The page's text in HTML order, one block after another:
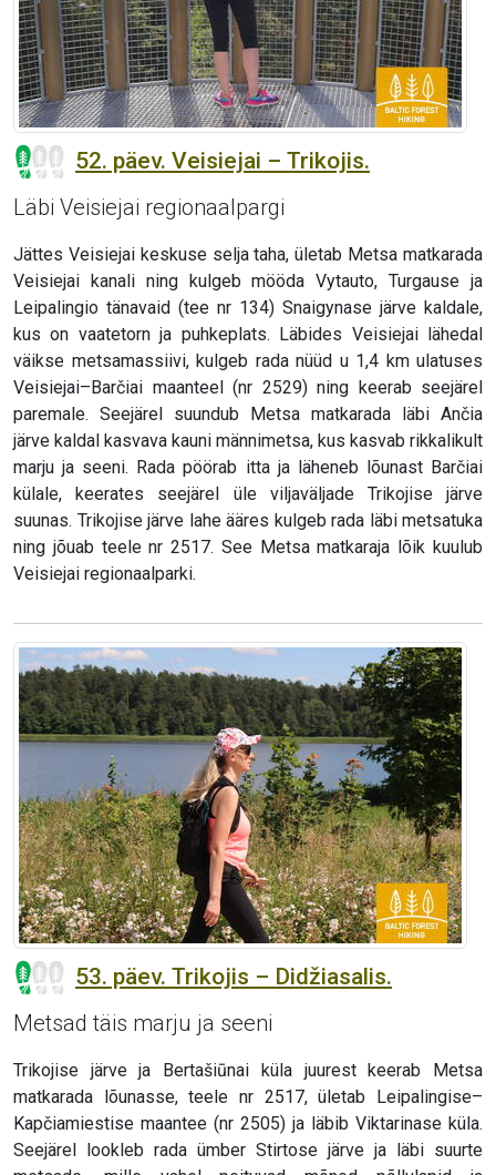
52. päev. Veisiejai – Trikojis.
Läbi Veisiejai regionaalpargi
Jättes Veisiejai keskuse selja taha, ületab Metsa matkarada
Veisiejai kanali ning kulgeb mööda Vytauto, Turgause ja
Leipalingio tänavaid (tee nr 134) Snaigynase järve kaldale,
kus on vaatetorn ja puhkeplats. Läbides Veisiejai lähedal
väikse metsamassiivi, kulgeb rada nüüd u 1,4 km ulatuses
Veisiejai–Barčiai maanteel (nr 2529) ning keerab seejärel
paremale. Seejärel suundub Metsa matkarada läbi Ančia
järve kaldal kasvava kauni männimetsa, kus kasvab rikkalikult
marju ja seeni. Rada pöörab itta ja läheneb lõunast Barčiai
külale, keerates seejärel üle viljaväljade Trikojise järve
suunas. Trikojise järve lahe ääres kulgeb rada läbi metsatuka
ning jõuab teele nr 2517. See Metsa matkaraja lõik kuulub
Veisiejai regionaalparki.
53. päev. Trikojis – Didžiasalis.
Metsad täis marju ja seeni
Trikojise järve ja Bertašiūnai küla juurest keerab Metsa
matkarada lõunasse, teele nr 2517, ületab Leipalingise–
Kapčiamiestise maantee (nr 2505) ja läbib Viktarinase küla.
Seejärel lookleb rada ümber Stirtose järve ja läbi suurte